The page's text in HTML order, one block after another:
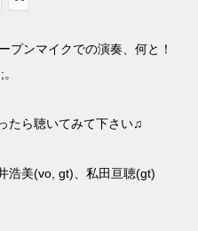
プンマイクでの演奏、何と！
たら聴いてみて下さい♫
浩美(vo, gt)、私田亘聴(gt)